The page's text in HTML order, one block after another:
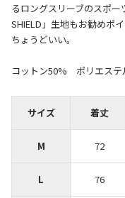
るロングスリーブのスポ
SHIELD」生地もお勧めポ
ちょうどいい。
コットン50% ポリエステ
サイズ 着丈
M 72
L 76